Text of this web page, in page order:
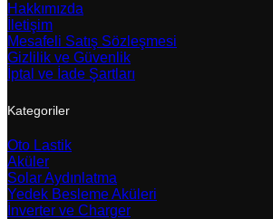
Hakkımızda
İletişim
Mesafeli Satış Sözleşmesi
Gizlilik ve Güvenlik
İptal ve İade Şartları
Kategoriler
Oto Lastik
Aküler
Solar Aydınlatma
Yedek Besleme Aküleri
İnverter ve Charger